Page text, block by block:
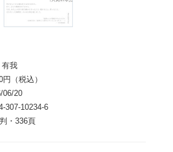
有我
円（税込）
06/20
307-10234-6
・336頁